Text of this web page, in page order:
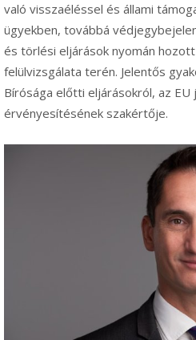
való visszaéléssel és állami
ügyekben, továbbá
és törlési eljárások nyomán
felülvizsgálata terén. Jelentős
Bírósága előtti eljárásokról, az
érvényesítésének szakértője.